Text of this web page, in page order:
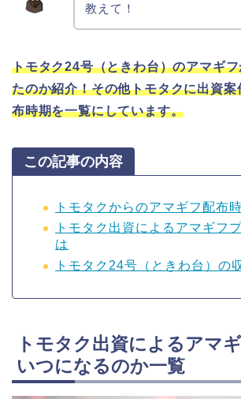
教えて！
トモタク24号（ときわ台）のアマギ
たのか紹介！その他トモタクに出資案
布時期を一覧にしています。
この記事の内容
トモタクからのアマギフ配布
トモタク出資によるアマギフ
は
トモタク24号（ときわ台）の
トモタク出資によるアマ
いつになるのか一覧